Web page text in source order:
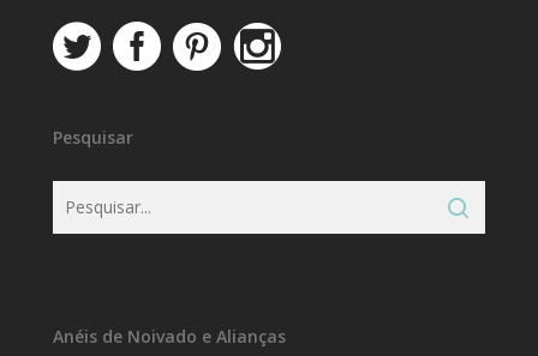
Pesquisar
Anéis de Noivado e Alianças